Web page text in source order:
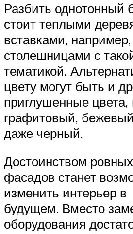
Разбить однотонный
стоит теплыми
вставками, например,
столешницами с
тематикой.
цвету могут быть и
приглушенные цвета,
графитовый,
даже черный.
Достоинством
фасадов станет
изменить интерьер в
будущем. Вместо
оборудования